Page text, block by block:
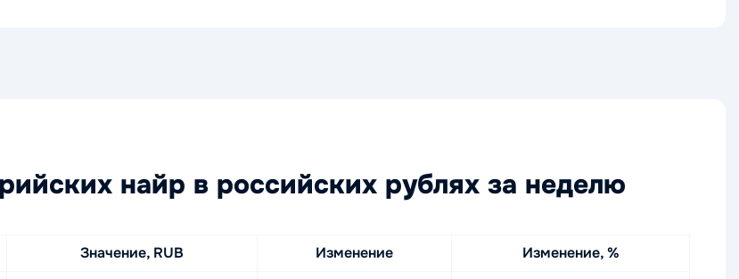
найр в российских рублях за неделю
Значение, RUB Изменение
Изменение, %